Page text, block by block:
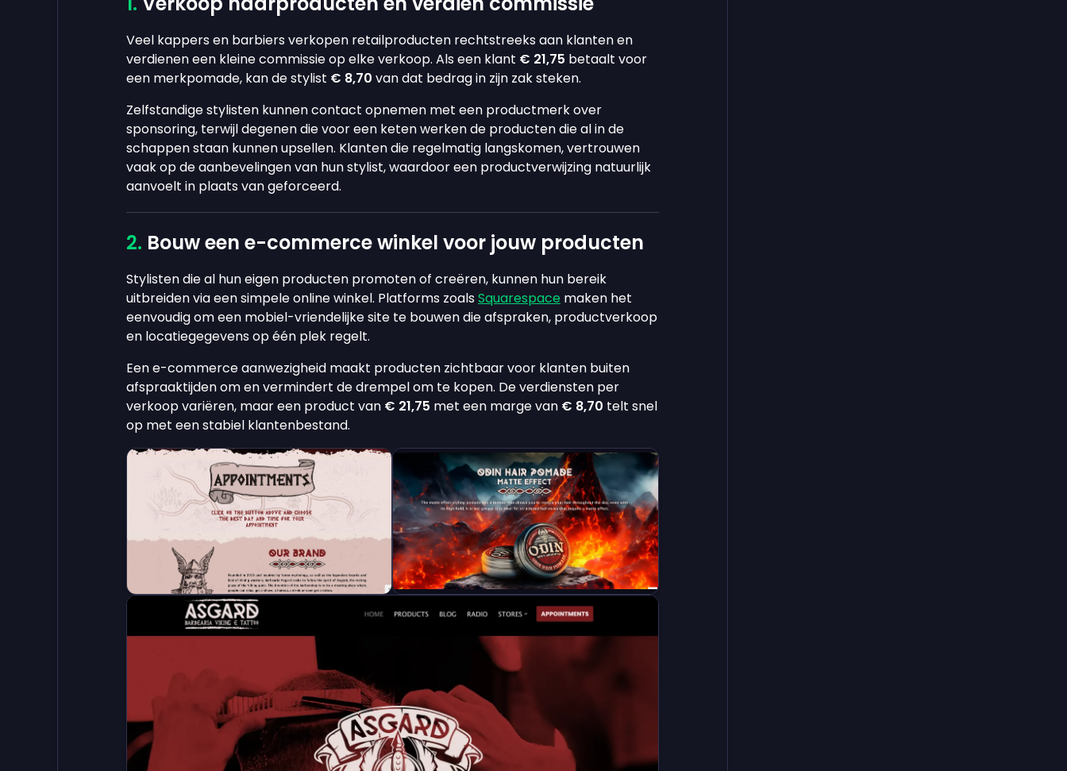
Veel kappers en barbiers verkopen retailproducten rechtstreeks aan klanten en
verdienen een kleine commissie op elke verkoop. Als een klant € 21,75 betaalt voor
een merkpomade, kan de stylist € 8,70 van dat bedrag in zijn zak steken.
Zelfstandige stylisten kunnen contact opnemen met een productmerk over
sponsoring, terwijl degenen die voor een keten werken de producten die al in de
schappen staan kunnen upsellen. Klanten die regelmatig langskomen, vertrouwen
vaak op de aanbevelingen van hun stylist, waardoor een productverwijzing natuurlijk
aanvoelt in plaats van geforceerd.
Bouw een e-commerce winkel voor jouw producten
Stylisten die al hun eigen producten promoten of creëren, kunnen hun bereik
uitbreiden via een simpele online winkel. Platforms zoals Squarespace maken het
eenvoudig om een mobiel-vriendelijke site te bouwen die afspraken, productverkoop
en locatiegegevens op één plek regelt.
Een e-commerce aanwezigheid maakt producten zichtbaar voor klanten buiten
afspraaktijden om en vermindert de drempel om te kopen. De verdiensten per
verkoop variëren, maar een product van € 21,75 met een marge van € 8,70 telt snel
op met een stabiel klantenbestand.